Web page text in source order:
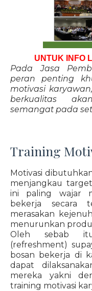
UNTUK INFO
Pada Jasa
peran penting
motivasi
berkualitas
semangat pada
Training
Motivasi
menjangkau
ini paling wajar
bekerja secara
merasakan
menurunkan
Oleh sebab
(refreshment)
bosan bekerja di
dapat
mereka yakni
training motivasi